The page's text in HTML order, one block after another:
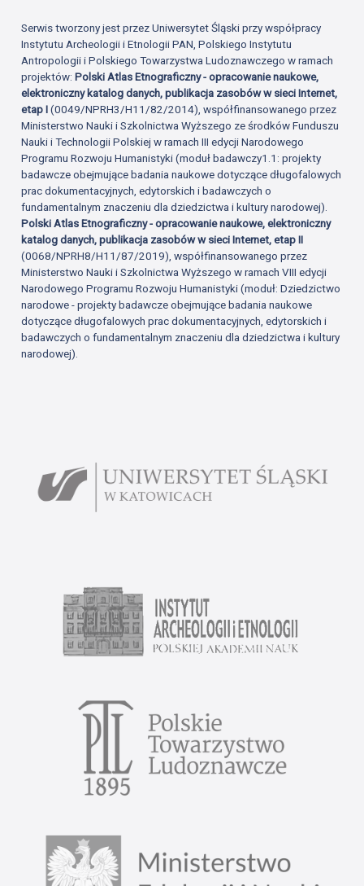
Serwis tworzony jest przez Uniwersytet Śląski przy współpracy
Instytutu Archeologii i Etnologii PAN, Polskiego Instytutu
Antropologii i Polskiego Towarzystwa Ludoznawczego w ramach
projektów:Polski Atlas Etnograficzny - opracowanie naukowe,
elektroniczny katalog danych, publikacja zasobów w sieci Internet,
etap I(0049/NPRH3/H11/82/2014), współfinansowanego przez
Ministerstwo Nauki i Szkolnictwa Wyższego ze środków Funduszu
Nauki i Technologii Polskiej w ramach III edycji Narodowego
Programu Rozwoju Humanistyki (moduł badawczy1.1: projekty
badawcze obejmujące badania naukowe dotyczące długofalowych
prac dokumentacyjnych, edytorskich i badawczych o
fundamentalnym znaczeniu dla dziedzictwa i kultury narodowej).
Polski Atlas Etnograficzny - opracowanie naukowe, elektroniczny
katalog danych, publikacja zasobów w sieci Internet, etap II
(0068/NPRH8/H11/87/2019), współfinansowanego przez
Ministerstwo Nauki i Szkolnictwa Wyższego w ramach VIII edycji
Narodowego Programu Rozwoju Humanistyki (moduł: Dziedzictwo
narodowe - projekty badawcze obejmujące badania naukowe
dotyczące długofalowych prac dokumentacyjnych, edytorskich i
badawczych o fundamentalnym znaczeniu dla dziedzictwa i kultury
narodowej).